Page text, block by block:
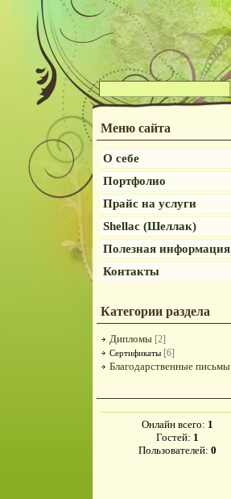
Меню сайта
О себе
Портфолио
Прайс на услуги
Shellac (Шеллак)
Полезная информация
Контакты
Категории раздела
Дипломы [2]
Сертификаты [6]
Благодарственные письмы
Онлайн всего: 1
Гостей: 1
Пользователей: 0